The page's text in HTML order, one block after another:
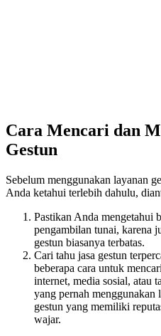
Cara Mencari dan
Gestun
Sebelum menggunakan layanan
Anda ketahui terlebih dahulu,
Pastikan Anda mengetahui
pengambilan tunai, karena
gestun biasanya terbatas.
Cari tahu jasa gestun
beberapa cara untuk
internet, media sosial, atau
yang pernah menggunakan
gestun yang memiliki
wajar.